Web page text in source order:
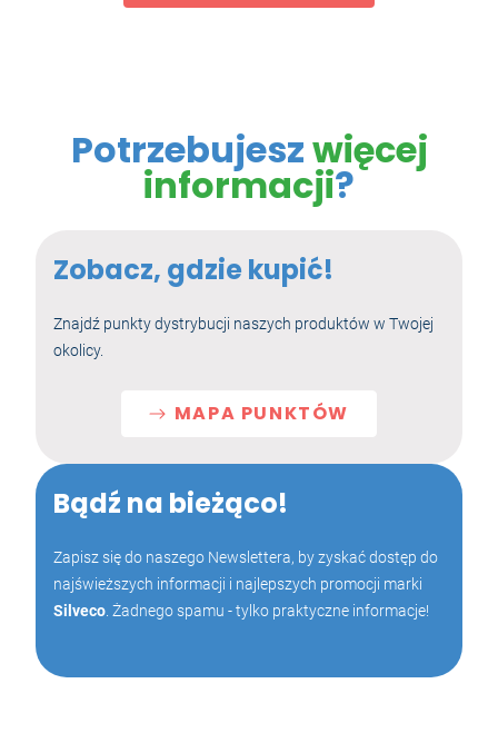
Potrzebujeszwięcej
informacji?
Zobacz, gdzie kupić!
Znajdź punkty dystrybucji naszych produktów w Twojej
okolicy.
MAPA PUNKTÓW
Bądź na bieżąco!
Zapisz się do naszego Newslettera, by zyskać dostęp do
najświeższych informacji i najlepszych promocji marki
Silveco . Żadnego spamu - tylko praktyczne informacje!